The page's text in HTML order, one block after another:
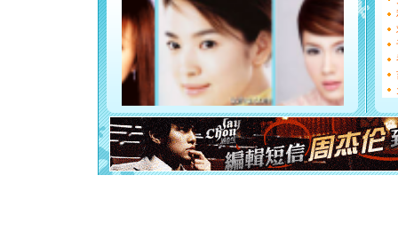
能正大
都要快乐
[圣诞节]
如意,快
[元旦]
看
断电。
你是我
[元旦]如
起；二是
离。水晶
[元旦]当
泣，这痛